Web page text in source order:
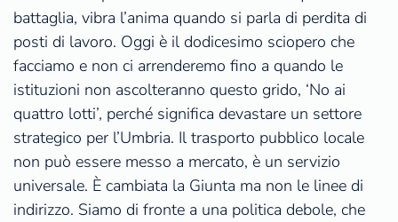
battaglia, vibra l’anima quando si parla di perdita di
posti di lavoro. Oggi è il dodicesimo sciopero che
facciamo e non ci arrenderemo fino a quando le
istituzioni non ascolteranno questo grido, ‘No ai
quattro lotti’, perché significa devastare un settore
strategico per l’Umbria. Il trasporto pubblico locale
non può essere messo a mercato, è un servizio
universale. È cambiata la Giunta ma non le linee di
indirizzo. Siamo di fronte a una politica debole, che